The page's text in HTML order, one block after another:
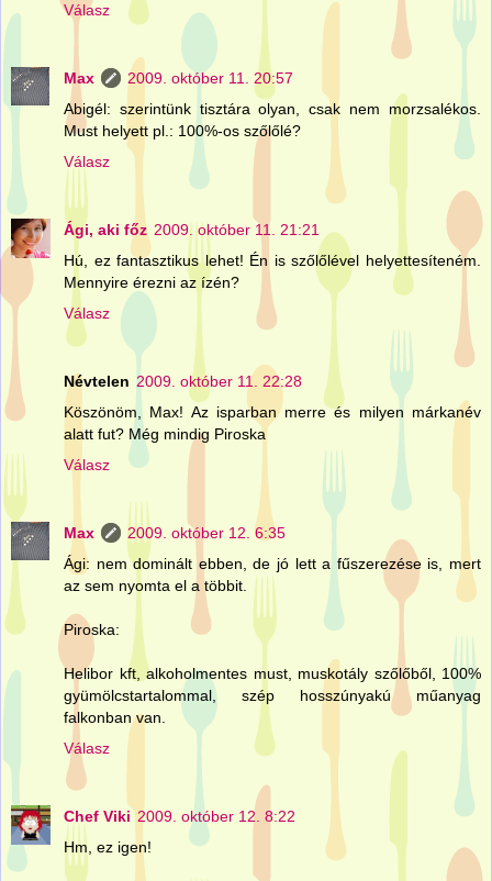
Válasz
Max
2009. október 11. 20:57
Abigél: szerintünk tisztára olyan, csak nem morzsalékos.
Must helyett pl.: 100%-os szőlőlé?
Válasz
Ági, aki főz 2009. október 11. 21:21
Hú, ez fantasztikus lehet! Én is szőlőlével helyettesíteném.
Mennyire érezni az ízén?
Válasz
Névtelen 2009. október 11. 22:28
Köszönöm, Max! Az isparban merre és milyen márkanév
alatt fut? Még mindig Piroska
Válasz
Max
2009. október 12. 6:35
Ági: nem dominált ebben, de jó lett a fűszerezése is, mert
az sem nyomta el a többit.
Piroska:
Helibor kft, alkoholmentes must, muskotály szőlőből, 100%
gyümölcstartalommal, szép hosszúnyakú műanyag
falkonban van.
Válasz
Chef Viki 2009. október 12. 8:22
Hm, ez igen!